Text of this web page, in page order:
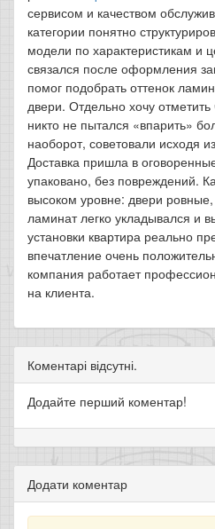
сервисом и качеством
категории понятно
модели по характеристикам и
связался после оформления
помог подобрать оттенок
двери. Отдельно хочу
никто не пытался «впарить»
наоборот, советовали исходя
Доставка пришла в
упаковано, без повреждений.
высоком уровне: двери
ламинат легко укладывался и
установки квартира реально
впечатление очень
компания работает
на клиента.
Коментарі відсутні.
Додайте перший коментар!
Додати коментар